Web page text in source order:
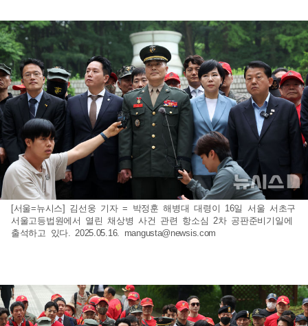
[서울=뉴시스] 김선웅 기자 = 박정훈 해병대 대령이 16일 서울 서초구
서울고등법원에서 열린 채상병 사건 관련 항소심 2차 공판준비기일에
출석하고 있다. 2025.05.16. mangusta@newsis.com